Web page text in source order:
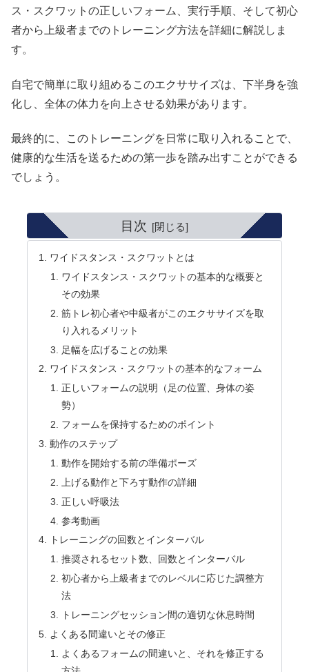
ス・スクワットの正しいフォーム、実行手順、そして初心
者から上級者までのトレーニング方法を詳細に解説しま
す。
自宅で簡単に取り組めるこのエクササイズは、下半身を強
化し、全体の体力を向上させる効果があります。
最終的に、このトレーニングを日常に取り入れることで、
健康的な生活を送るための第一歩を踏み出すことができる
でしょう。
目次
ワイドスタンス・スクワットとは
ワイドスタンス・スクワットの基本的な概要と
その効果
筋トレ初心者や中級者がこのエクササイズを取
り入れるメリット
足幅を広げることの効果
ワイドスタンス・スクワットの基本的なフォーム
正しいフォームの説明（足の位置、身体の姿
勢）
フォームを保持するためのポイント
動作のステップ
動作を開始する前の準備ポーズ
上げる動作と下ろす動作の詳細
正しい呼吸法
参考動画
トレーニングの回数とインターバル
推奨されるセット数、回数とインターバル
初心者から上級者までのレベルに応じた調整方
法
トレーニングセッション間の適切な休息時間
よくある間違いとその修正
よくあるフォームの間違いと、それを修正する